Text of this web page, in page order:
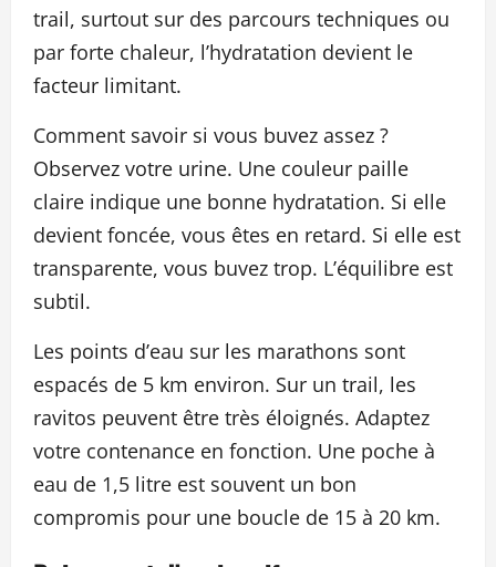
trail, surtout sur des parcours techniques ou
par forte chaleur, l’hydratation devient le
facteur limitant.
Comment savoir si vous buvez assez ?
Observez votre urine. Une couleur paille
claire indique une bonne hydratation. Si elle
devient foncée, vous êtes en retard. Si elle est
transparente, vous buvez trop. L’équilibre est
subtil.
Les points d’eau sur les marathons sont
espacés de 5 km environ. Sur un trail, les
ravitos peuvent être très éloignés. Adaptez
votre contenance en fonction. Une poche à
eau de 1,5 litre est souvent un bon
compromis pour une boucle de 15 à 20 km.